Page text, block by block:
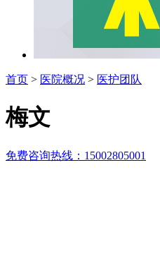
首页 > 医院概况 > 医护团队
梅文
免费咨询热线：15002805001